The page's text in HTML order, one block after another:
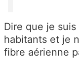
Dire que je
habitants et je
fibre aérienne